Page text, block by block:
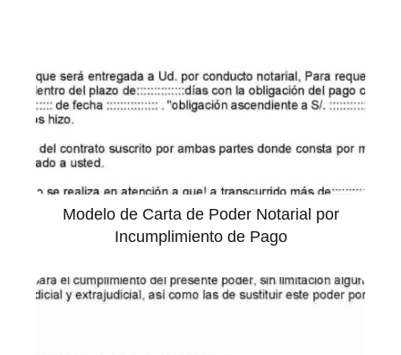
Modelo de Carta de Poder Notarial por
Incumplimiento de Pago